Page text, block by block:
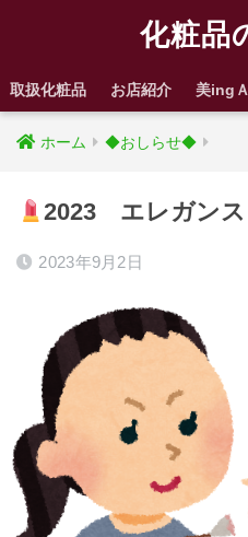
化粧品
取扱化粧品 お店紹介 美ing
ホーム ◆おしらせ◆
2023 エレガンス
2023年9月2日